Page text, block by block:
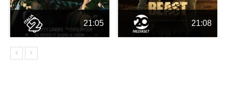
21:05 21:08